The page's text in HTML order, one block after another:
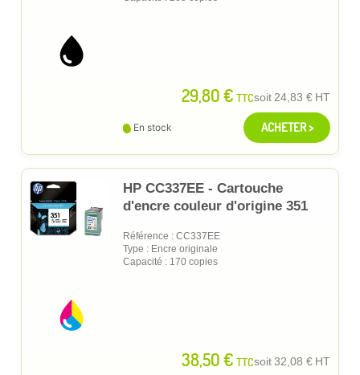
29,80 € TTCsoit24,83 € HT
En stock ACHETER >
HP CC337EE - Cartouche
d'encre couleur d'origine 351
Référence : CC337EE
Type : Encre originale
Capacité : 170 copies
38,50 € TTCsoit32,08 € HT